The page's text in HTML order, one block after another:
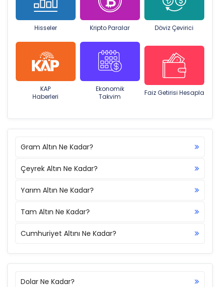
Hisseler Kripto Paralar Döviz Çevirici
KAP
Haberleri
Ekonomik
Takvim
Faiz Getirisi Hesapla
Gram Altın Ne Kadar?
Çeyrek Altın Ne Kadar?
Yarım Altın Ne Kadar?
Tam Altın Ne Kadar?
Cumhuriyet Altını Ne Kadar?
Dolar Ne Kadar?